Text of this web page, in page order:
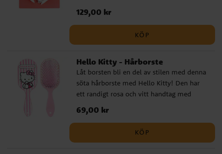
och rosa rosett, ett glittrigt pärlarmband
med bokstäverna "LOVE", samt ett
Kitty-berlock. En perfekt accessoar för barn
Pris :129,00 kr
129,00 kr
KÖP
Hello Kitty - Hårborste
Låt borsten bli en del av stilen med denna
söta hårborste med Hello Kitty! Den har
ett randigt rosa och vitt handtag med
motiv av Hello Kitty och ett rosa
borsthuvud med vita piggar. Skonsam mot
håret och perfekt för daglig användning.
Hårborsten är ca 22 cm lång. Detta är en
Pris :69,00 kr
69,00 kr
KÖP